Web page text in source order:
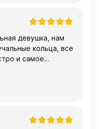
девушка, нам
кольца, все
и самое
по размеру с